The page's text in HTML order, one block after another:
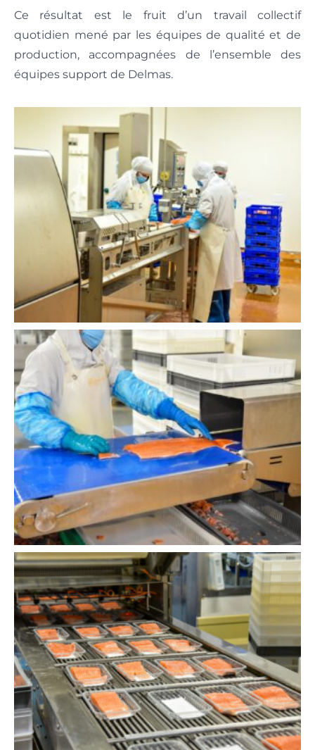
Ce résultat est le fruit d’un travail collectif
quotidien mené par les équipes de qualité et de
production, accompagnées de l’ensemble des
équipes support de Delmas.